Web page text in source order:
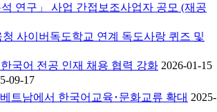
연구」 사업 간접보조사업자 공모 (재공
사이버독도학교 연계 독도사랑 퀴즈 및
국어 전공 인재 채용 협력 강화 2026-01-15
09-17
트남에서 한국어교육･문화교류 확대 2025-